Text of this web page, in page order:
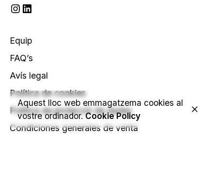
Instagram
LinkedIn
Equip
FAQ’s
Avís legal
Política de cookies
Política de protecció de dades
Condiciones generales de venta
Aquest lloc web emmagatzema cookies al
vostre ordinador.Cookie Policy